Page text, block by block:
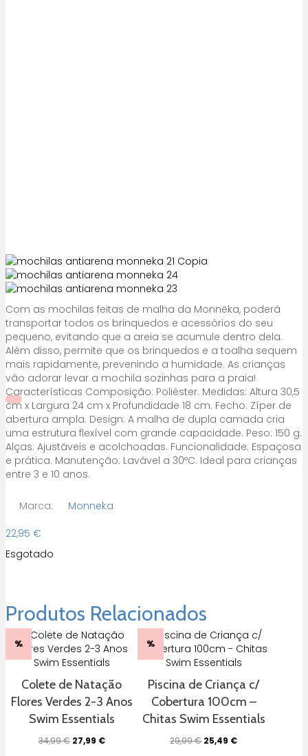
Com as mochilas feitas de malha da Monnëka, poderá
transportar todos os brinquedos e acessórios do seu
pequeno, evitando que a areia se acumule dentro dela.
Além disso, permite que os brinquedos e a toalha sequem
mais rapidamente, prevenindo a humidade. As crianças
vão adorar levar a mochila sozinhas para a praia!
Características Composição: Poliéster. Medidas: Altura 30,5
cm x Largura 24 cm x Profundidade 18 cm. Fecho: Zíper de
abertura ampla. Design: A malha de dupla camada cria
uma estrutura flexível com grande capacidade. Peso: 150 g.
Alças: Ajustáveis e acolchoadas. Funcionalidade: Espaçosa
e prática. Manutenção: Lavável a 30ºC. Ideal para crianças
entre 3 e 10 anos.
Marca:
Monneka
22,95 €
Esgotado
Produtos Relacionados
%
Colete de Natação
Flores Verdes 2-3 Anos
Swim Essentials
34,99€ O
27,99 €O
%
Piscina de Criança c/
Cobertura 100cm –
Chitas Swim Essentials
29,99€ O
25,49 €O